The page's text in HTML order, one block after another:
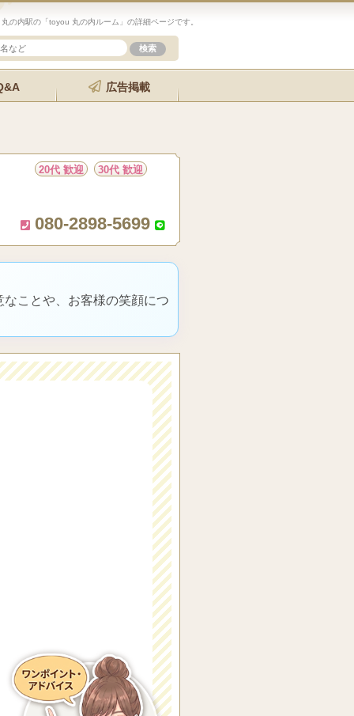
の内駅の「toyou 丸の内ルーム」の詳細ページです。
広告掲載
20代 歓迎 30代 歓迎
080-2898-5699
ことや、お客様の笑顔につ